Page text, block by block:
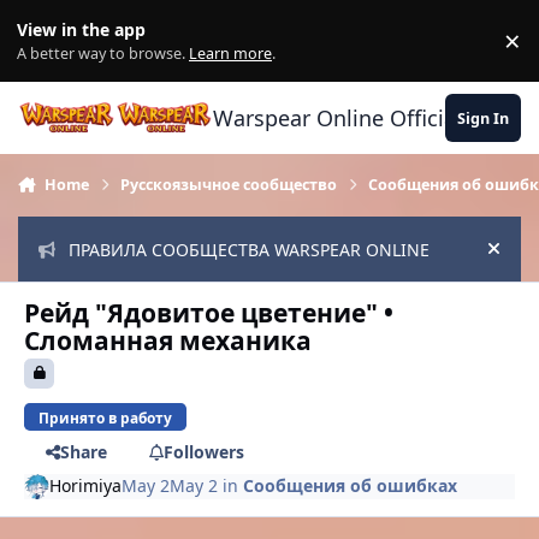
View in the app
A better way to browse. Learn more. ×
Warspear Online Official Forum
Sign In
Home Русскоязычное сообщество Сообщения об
ПРАВИЛА СООБЩЕСТВА WARSPEAR ONLINE Hide
Рейд "Ядовитое цветение" •
Сломанная механика
Принято в работу
Share
Followers
HorimiyaMay 2May 2 in Сообщения об ошибках